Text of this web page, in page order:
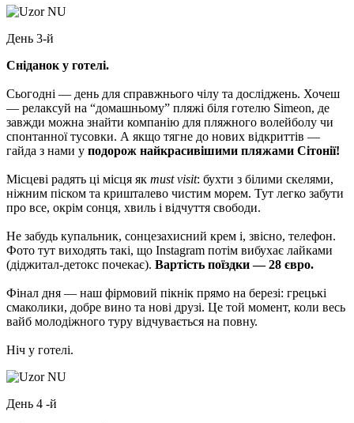
День 3-й
Сніданок у готелі.
Сьогодні — день для справжнього чілу та досліджень. Хочеш
— релаксуй на “домашньому” пляжі біля готелю Simeon, де
завжди можна знайти компанію для пляжного волейболу чи
спонтанної тусовки. А якщо тягне до нових відкриттів —
гайда з нами у подорож найкрасивішими пляжами Сітонії!
Місцеві радять ці місця як must visit: бухти з білими скелями,
ніжним піском та кришталево чистим морем. Тут легко забути
про все, окрім сонця, хвиль і відчуття свободи.
Не забудь купальник, сонцезахисний крем і, звісно, телефон.
Фото тут виходять такі, що Instagram потім вибухає лайками
(діджитал-детокс почекає). Вартість поїздки — 28 євро.
Фінал дня — наш фірмовий пікнік прямо на березі: грецькі
смаколики, добре вино та нові друзі. Це той момент, коли весь
вайб молодіжного туру відчувається на повну.
Ніч у готелі.
День 4 -й